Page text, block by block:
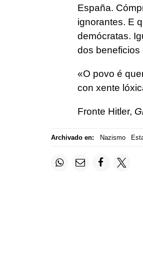
España.
ignorantes. E
demócratas.
dos beneficios
«O povo é
con xente
Fronte Hitler,
Archivado en: Nazismo